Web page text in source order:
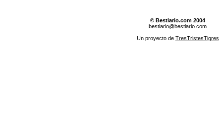
© Bestiario.com 2004
bestiario@bestiario.com
Un proyecto de TresTristesTigres